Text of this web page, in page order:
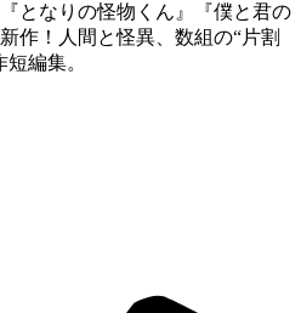
となりの怪物くん』『僕と君の
作！人間と怪異、数組の“片割
編集。